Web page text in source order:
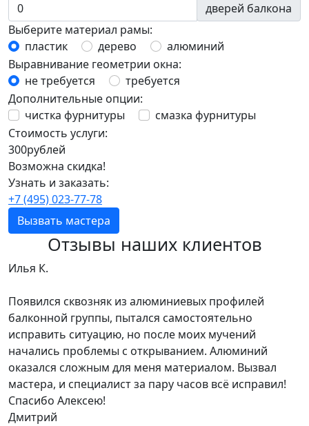
дверей балкона
Выберите материал рамы:
пластик
дерево
алюминий
Выравнивание геометрии окна:
не требуется
требуется
Дополнительные опции:
чистка фурнитуры
смазка фурнитуры
Стоимость услуги:
300рублей
Возможна скидка!
Узнать и заказать:
+7 (495) 023-77-78
Вызвать мастера
Отзывы наших клиентов
Илья К.
Появился сквозняк из алюминиевых профилей
балконной группы, пытался самостоятельно
исправить ситуацию, но после моих мучений
начались проблемы с открыванием. Алюминий
оказался сложным для меня материалом. Вызвал
мастера, и специалист за пару часов всё исправил!
Спасибо Алексею!
Дмитрий